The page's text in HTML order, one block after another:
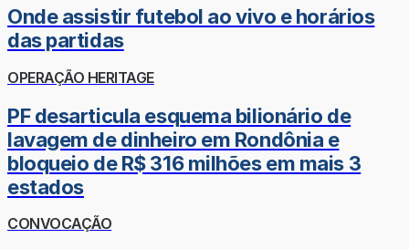
Onde assistir futebol ao vivo e horários
das partidas
OPERAÇÃO HERITAGE
PF desarticula esquema bilionário de
lavagem de dinheiro em Rondônia e
bloqueio de R$ 316 milhões em mais 3
estados
CONVOCAÇÃO